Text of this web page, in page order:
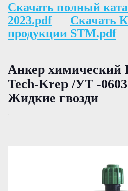
Скачать полный
2023.pdf
Скачать
продукции STM.pdf
Анкер химический
Tech-Krep /УТ -
Жидкие гвозди